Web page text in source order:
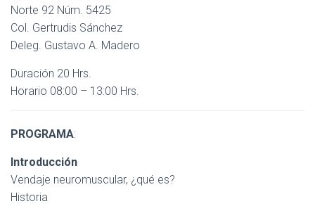
Norte 92 Núm. 5425
Col. Gertrudis Sánchez
Deleg. Gustavo A. Madero
Duración 20 Hrs.
Horario 08:00 – 13:00 Hrs.
PROGRAMA:
Introducción
Vendaje neuromuscular, ¿qué es?
Historia